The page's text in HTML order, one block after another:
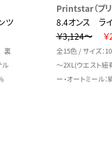
ツ
裏
Printstar（プリ
8.4オンス ライ
￥3,124～
全15色 / サイズ：
～2XL(ウエスト紐
ー・オートミール